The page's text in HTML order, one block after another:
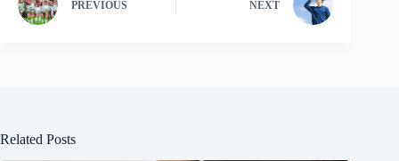
PREVIOUS NEXT
Related Posts